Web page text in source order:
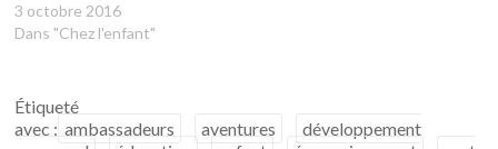
regard des autres, ou plus
simplement l'indécision ?
stimuler leur capacité à
prendre des décisions, nous
vous proposons de jouer
3 octobre 2016
Dans "Chez l'enfant"
Étiqueté
avec : ambassadeurs aventures
développement